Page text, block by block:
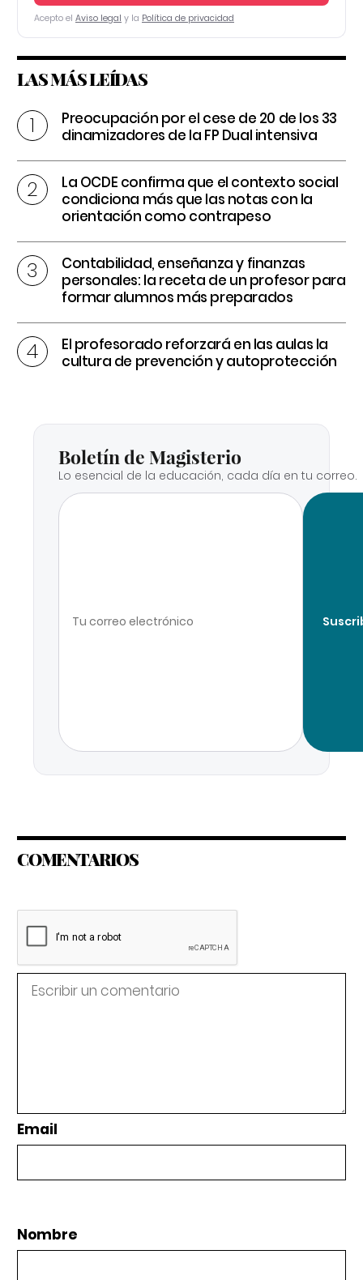
Acepto el Aviso legal y la Política de privacidad
LAS MÁS LEÍDAS
Preocupación por el cese de 20 de los 33
dinamizadores de la FP Dual intensiva
La OCDE confirma que el contexto social
condiciona más que las notas con la
orientación como contrapeso
Contabilidad, enseñanza y finanzas
personales: la receta de un profesor para
formar alumnos más preparados
El profesorado reforzará en las aulas la
cultura de prevención y autoprotección
Boletín de Magisterio
Lo esencial de la educación, cada día en tu correo.
COMENTARIOS
Email
Nombre